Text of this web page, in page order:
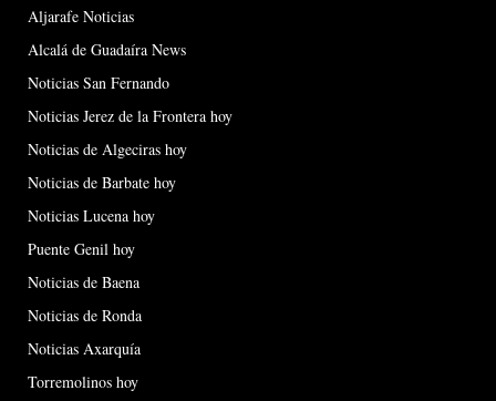
Aljarafe Noticias
Alcalá de Guadaíra News
Noticias San Fernando
Noticias Jerez de la Frontera hoy
Noticias de Algeciras hoy
Noticias de Barbate hoy
Noticias Lucena hoy
Puente Genil hoy
Noticias de Baena
Noticias de Ronda
Noticias Axarquía
Torremolinos hoy